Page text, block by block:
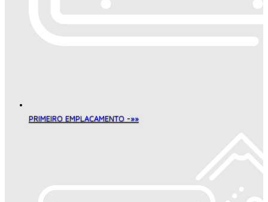
PRIMEIRO EMPLACAMENTO -»»